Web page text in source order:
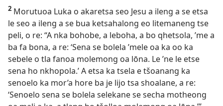
2 Morutuoa Luka o akaretsa seo Jesu a ileng a se etsa
le seo a ileng a se bua ketsahalong eo litemaneng tse
peli, o re: “A nka bohobe, a leboha, a bo qhetsola, ’me a
ba fa bona, a re: ‘Sena se bolela ’mele oa ka oo ka
sebele o tla fanoa molemong oa lōna. Le ’ne le etse
sena ho nkhopola.’ A etsa ka tsela e tšoanang ka
senoelo ka mor’a hore ba je lijo tsa shoalane, a re:
‘Senoelo sena se bolela selekane se secha motheong